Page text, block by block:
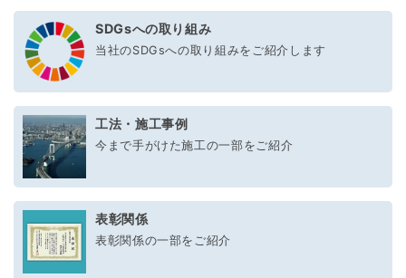
SDGsへの取り組み
当社のSDGsへの取り組みをご紹介します
工法・施工事例
今まで手がけた施工の一部をご紹介
表彰関係
表彰関係の一部をご紹介